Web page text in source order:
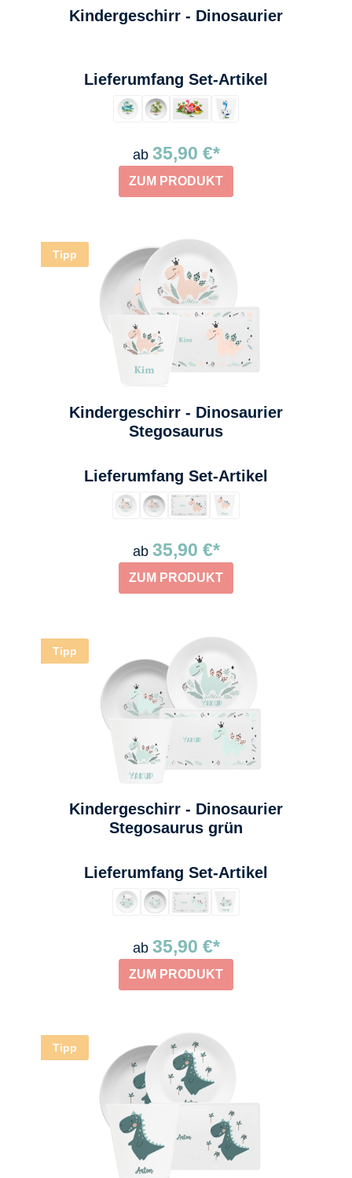
Kindergeschirr - Dinosaurier
Lieferumfang Set-Artikel
ab 35,90 €*
ZUM PRODUKT
Tipp
Kindergeschirr - Dinosaurier
Stegosaurus
Lieferumfang Set-Artikel
ab 35,90 €*
ZUM PRODUKT
Tipp
Kindergeschirr - Dinosaurier
Stegosaurus grün
Lieferumfang Set-Artikel
ab 35,90 €*
ZUM PRODUKT
Tipp